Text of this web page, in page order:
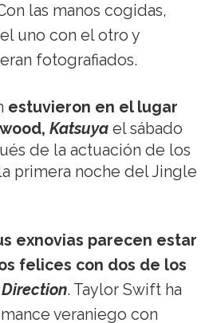
las manos cogidas,
uno con el otro y
fotografiados.
estuvieron en el lugar
Katsuya el sábado
de la actuación de los
primera noche del Jingle
exnovias parecen estar
felices con dos de los
. Taylor Swift ha
veraniego con